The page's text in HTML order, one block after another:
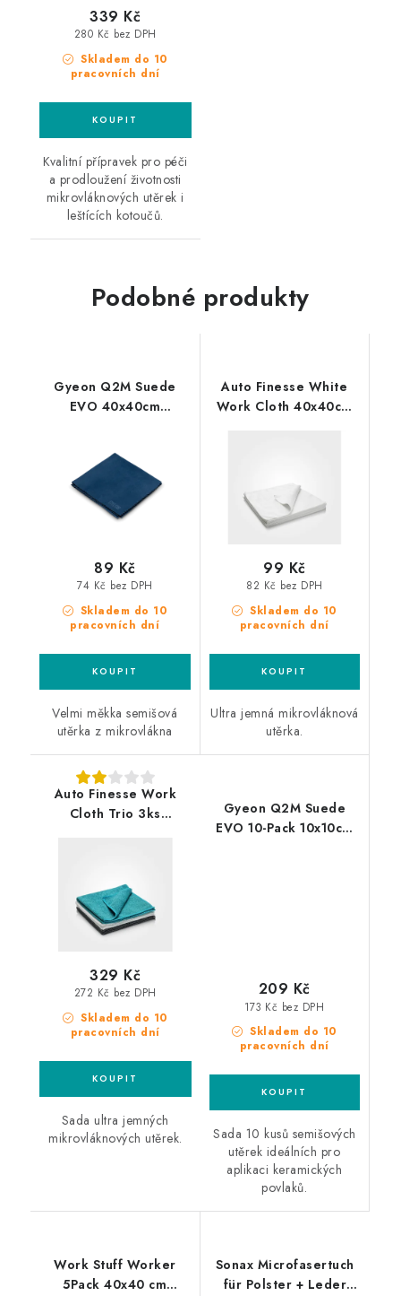
Skladem do 10
pracovních dní
280 Kč bez DPH
339 Kč
Kvalitní přípravek pro péči
a prodloužení životnosti
mikrovláknových utěrek i
leštících kotoučů.
Podobné produkty
Gyeon Q2M Suede
EVO 40x40cm
Skladem do 10
pracovních dní
74 Kč bez DPH
89 Kč
Velmi měkka semišová
utěrka z mikrovlákna
Auto Finesse White
Work Cloth 40x40cm
Skladem do 10
pracovních dní
82 Kč bez DPH
99 Kč
Ultra jemná mikrovláknová
utěrka.
Auto Finesse Work
Cloth Trio 3ks
Skladem do 10
pracovních dní
272 Kč bez DPH
329 Kč
Sada ultra jemných
mikrovláknových utěrek.
Gyeon Q2M Suede
EVO 10-Pack 10x10cm
Skladem do 10
pracovních dní
173 Kč bez DPH
209 Kč
Sada 10 kusů semišových
utěrek ideálních pro
aplikaci keramických
povlaků.
Work Stuff Worker
5Pack 40x40 cm
Sonax Microfasertuch
für Polster + Leder